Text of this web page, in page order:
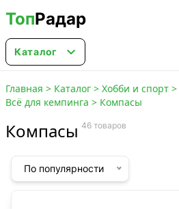
ТопРадар
Каталог 
Главная > Каталог > Хобби и спорт >
Всё для кемпинга > Компасы
Компасы 46 товаров
По популярности